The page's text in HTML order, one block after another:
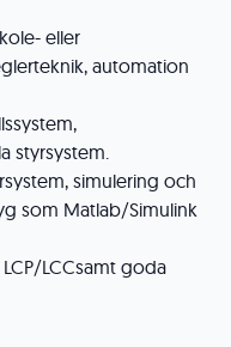
eller
automation
styrsystem.
simulering och
som Matlab/Simulink
LCCsamt goda